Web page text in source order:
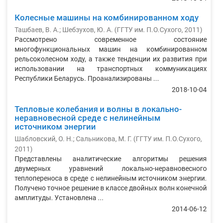
Колесные машины на комбинированном ходу
Ташбаев, В. А.; Шебзухов, Ю. А. (ГГТУ им. П.О.Сухого, 2011)
Рассмотрено современное состояние
многофункциональных машин на комбинированном
рельсоколесном ходу, а также тенденции их развития при
использовании на транспортных коммуникациях
Республики Беларусь. Проанализированы ...
2018-10-04
Тепловые колебания и волны в локально-
неравновесной среде с нелинейным
источником энергии
Шабловский, О. Н.;Сальникова, М. Г. (ГГТУ им. П.О.Сухого,
2011)
Представлены аналитические алгоритмы решения
двумерных уравнений локально-неравновесного
теплопереноса в среде с нелинейным источником энергии.
Получено точное решение в классе двойных волн конечной
амплитуды. Установлена ...
2014-06-12